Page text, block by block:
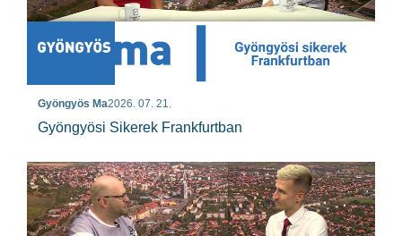
Gyöngyös Ma2026. 07. 21.
Gyöngyösi Sikerek Frankfurtban